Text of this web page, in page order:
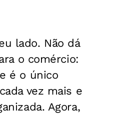
lado. Não dá
o comércio:
é o único
vez mais e
Agora,